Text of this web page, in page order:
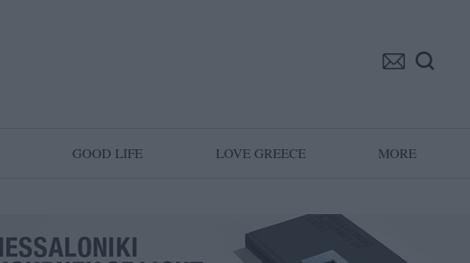
GOOD LIFE LOVE GREECE MORE